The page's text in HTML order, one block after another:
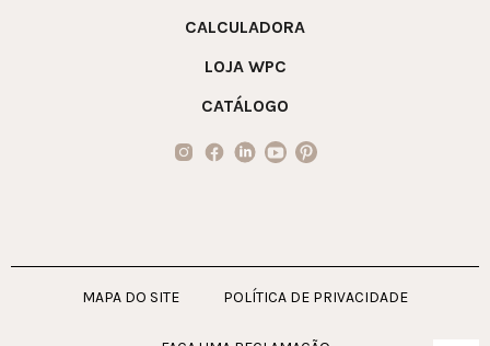
CALCULADORA
LOJA WPC
CATÁLOGO
MAPA DO SITE POLÍTICA DE PRIVACIDADE